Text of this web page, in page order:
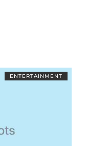
ENTERTAINMENT